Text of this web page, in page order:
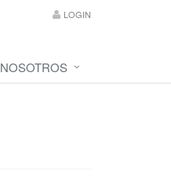
LOGIN
NOSOTROS